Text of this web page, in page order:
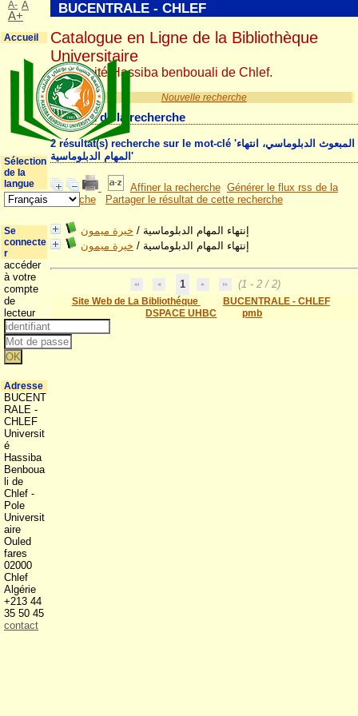
Nouvelle recherche
Résultat de la recherche
2 résultat(s) recherche sur le mot-clé 'المبعوث الدبلوماسي، انتهاء
المهام الدبلوماسية'
Affiner la recherche Générer le flux rss de la
recherche
Partager le résultat de cette recherche
إنتهاء المهام الدبلوماسية / خيرة ميمون
إنتهاء المهام الدبلوماسية / خيرة ميمون
1 (1 - 2 / 2)
Site Web de La Bibliothéque
BUCENTRALE - CHLEF
DSPACE UHBC
pmb
BUCENTRALE - CHLEF
Catalogue en Ligne de la Bibliothèque
Universitaire
Université Hassiba benbouali de Chlef.
A- A
A+
Accueil
Sélection
de la
langue
Se
connecte
r
accéder
à votre
compte
de
lecteur
Adresse
BUCENT
RALE -
CHLEF
Universit
é
Hassiba
Benboua
li de
Chlef -
Pole
Universit
aire
Ouled
fares
02000
Chlef
Algérie
+213 44
35 50 45
contact